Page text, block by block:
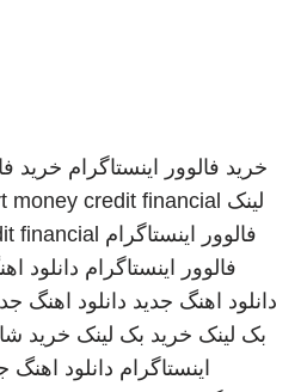
خرید فالوور اینستاگرام خرید
لینک money credit financial
فالوور اینستاگرام financial
فالوور اینستاگرام دانلود
دانلود اهنگ جدید دانلود اهنگ
بک لینک خرید بک لینک خرید
اینستاگرام دانلود اهنگ